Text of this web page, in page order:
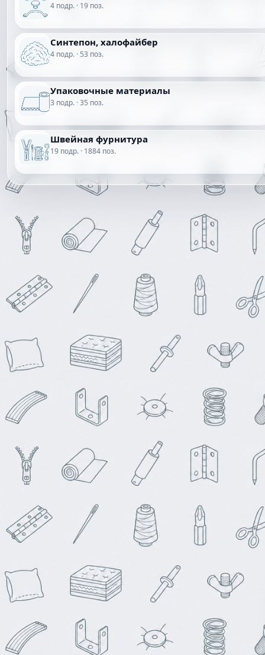
4 подр. · 19 поз.
Синтепон, халофайбер
4 подр. · 53 поз.
Упаковочные материалы
3 подр. · 35 поз.
Швейная фурнитура
19 подр. · 1884 поз.